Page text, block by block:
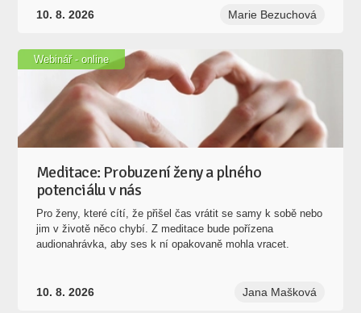
10. 8. 2026 Marie Bezuchová
Meditace: Probuzení ženy a plného
potenciálu v nás
Pro ženy, které cítí, že přišel čas vrátit se samy k sobě nebo
jim v životě něco chybí. Z meditace bude pořízena
audionahrávka, aby ses k ní opakovaně mohla vracet.
10. 8. 2026 Jana Mašková
Webinář - online